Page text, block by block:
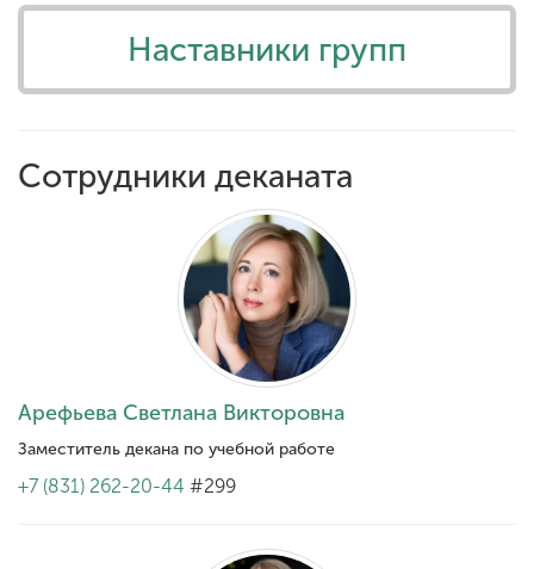
организации
комиссия
+7 (831) 262-26-20
Наставники групп
Сотрудники деканата
Арефьева Светлана Викторовна
Заместитель декана по учебной работе
+7 (831) 262-20-44 #299